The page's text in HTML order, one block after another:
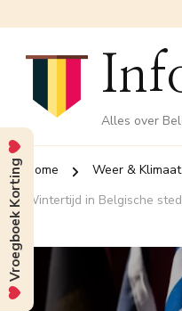
Alles over
Home
Weer & Klimaat
Wintertijd in Belgische
Vroegboek Korting